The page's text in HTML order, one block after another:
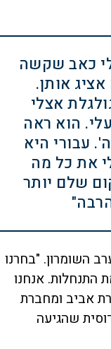
כאב שקשה
אותן.
אצלי
הוא ראה
עבורי היא
את כל מה
שלם יותר
השומרון. "בחרנו
התנחלות. אנחנו
אביב ומחברת
שהגיעה